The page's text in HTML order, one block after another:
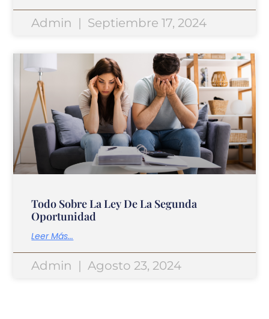
Admin Septiembre 17, 2024
Todo Sobre La Ley De La Segunda
Oportunidad
Leer Más...
Admin Agosto 23, 2024